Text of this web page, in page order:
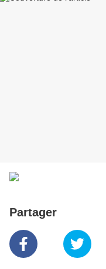
Partager